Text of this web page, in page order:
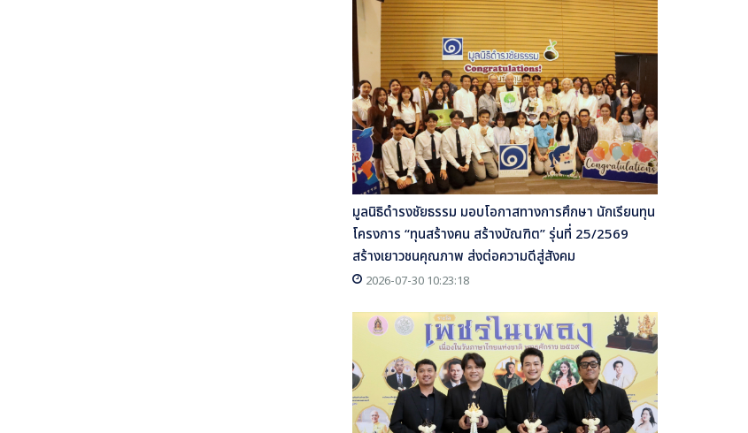
มูลนิธิดำรงชัยธรรม มอบโอกาสทางการศึกษา นักเรียนทุน
โครงการ “ทุนสร้างคน สร้างบัณฑิต” รุ่นที่ 25/2569
สร้างเยาวชนคุณภาพ ส่งต่อความดีสู่สังคม
2026-07-30 10:23:18